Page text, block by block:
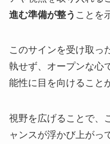
進む準備が整う ことを
このサインを受け取っ
執せず、オープンな心
能性に目を向けること
視野を広げることで、
ャンスが浮かび上がっ